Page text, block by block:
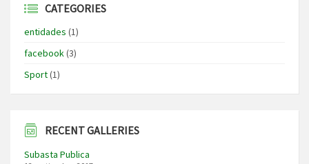
CATEGORIES
entidades (1)
facebook(3)
Sport(1)
RECENT GALLERIES
Subasta Publica